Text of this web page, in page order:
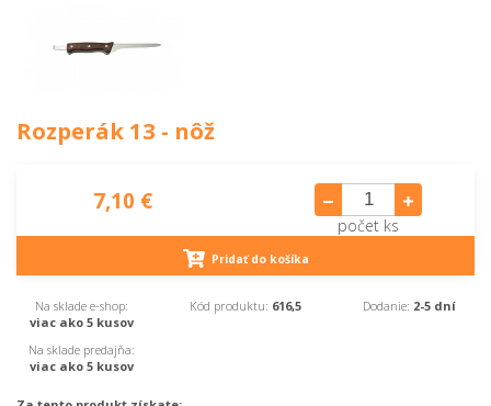
Rozperák 13 - nôž
7,10 €
počet ks
Pridať do košíka
Na sklade e-shop:
viac ako 5 kusov
Na sklade predajňa:
viac ako 5 kusov
Kód produktu: 616,5 Dodanie: 2-5 dní